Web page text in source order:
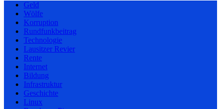
Geld
Wölfe
Korruption
Rundfunkbeitrag
Technologie
Lausitzer Revier
Rente
Internet
Bildung
Infrastruktur
Geschichte
Linux